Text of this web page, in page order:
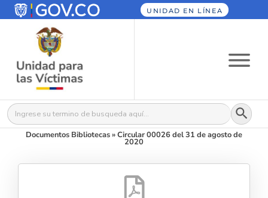
UNIDAD EN LÍNEA
Buscar: Botón
Documentos Bibliotecas»Circular 00026 del 31 de agosto de
2020